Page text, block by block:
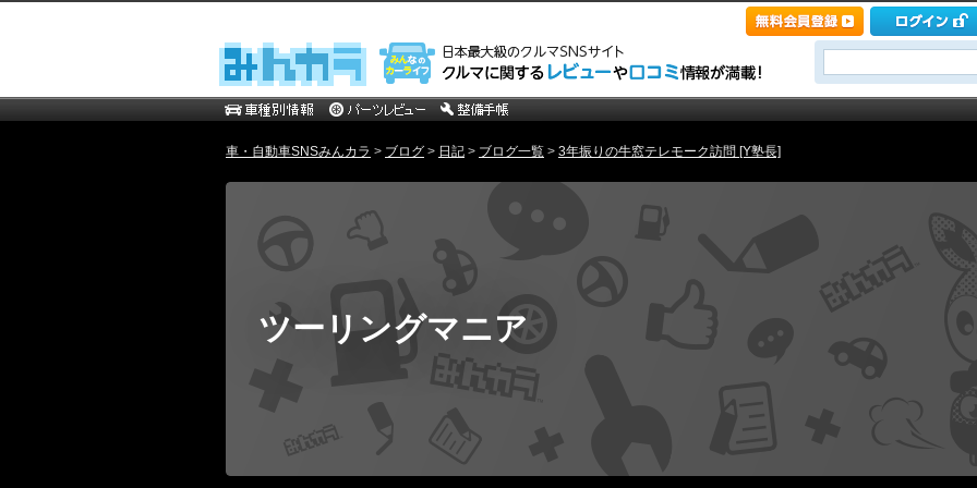
車・自動車SNSみんカラ > ブログ > 日記 > ブログ一覧 > 3年振りの牛窓テレモーク訪問 [Y塾長]
ツーリングマニア